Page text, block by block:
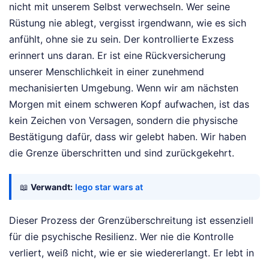
nicht mit unserem Selbst verwechseln. Wer seine
Rüstung nie ablegt, vergisst irgendwann, wie es sich
anfühlt, ohne sie zu sein. Der kontrollierte Exzess
erinnert uns daran. Er ist eine Rückversicherung
unserer Menschlichkeit in einer zunehmend
mechanisierten Umgebung. Wenn wir am nächsten
Morgen mit einem schweren Kopf aufwachen, ist das
kein Zeichen von Versagen, sondern die physische
Bestätigung dafür, dass wir gelebt haben. Wir haben
die Grenze überschritten und sind zurückgekehrt.
📖 Verwandt: lego star wars at
Dieser Prozess der Grenzüberschreitung ist essenziell
für die psychische Resilienz. Wer nie die Kontrolle
verliert, weiß nicht, wie er sie wiedererlangt. Er lebt in